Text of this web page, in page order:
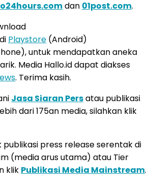
dan 01post.com.
di Playstore (Android)
untuk mendapatkan aneka
Media Hallo.id dapat diakses
. Terima kasih.
Jasa Siaran Persatau publikasi
dari 175an media, silahkan klik
publikasi press release serentak di
(media arus utama) atau Tier
klik Publikasi Media Mainstream.